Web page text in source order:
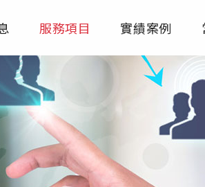
服務項目 實績案例